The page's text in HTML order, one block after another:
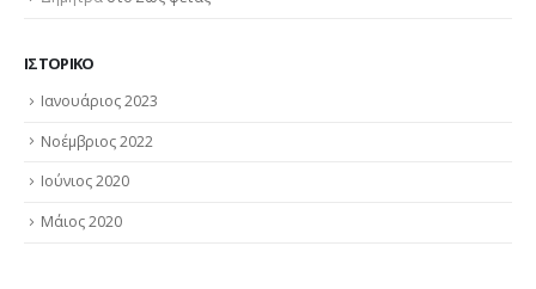
ΙΣΤΟΡΙΚΌ
Ιανουάριος 2023
Νοέμβριος 2022
Ιούνιος 2020
Μάιος 2020